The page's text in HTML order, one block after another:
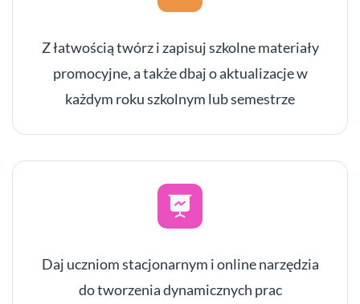
Z łatwością twórz i zapisuj szkolne materiały
promocyjne, a także dbaj o aktualizacje w
każdym roku szkolnym lub semestrze
Daj uczniom stacjonarnym i online narzędzia
do tworzenia dynamicznych prac